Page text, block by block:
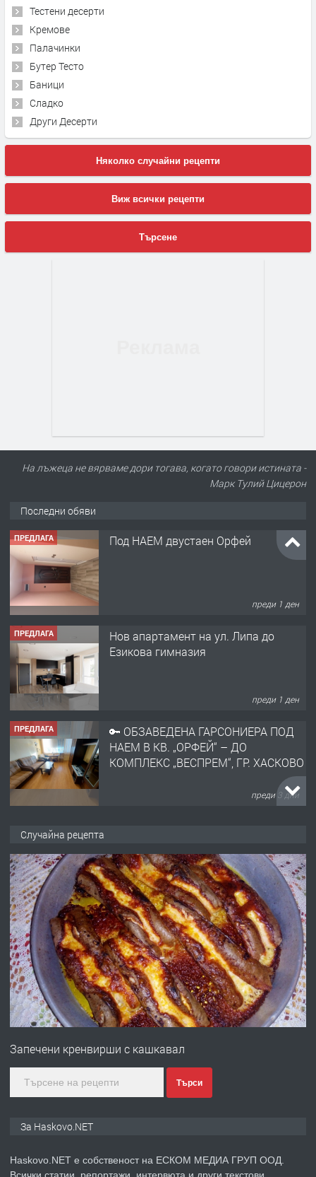
Тестени десерти
Кремове
Палачинки
Бутер Тесто
Баници
Сладко
Други Десерти
Няколко случайни рецепти
Виж всички рецепти
Търсене
На лъжеца не вярваме дори тогава, когато говори истината -
Марк Тулий Цицерон
Последни обяви
ПРЕДЛАГА Под НАЕМ двустаен Орфей
преди 1 ден
ПРЕДЛАГА
Нов апартамент на ул. Липа до
Езикова гимназия
преди 1 ден
ПРЕДЛАГА
🔑 ОБЗАВЕДЕНА ГАРСОНИЕРА ПОД
НАЕМ В КВ. „ОРФЕЙ“ – ДО
КОМПЛЕКС „ВЕСПРЕМ“, ГР. ХАСКОВО
преди 3 дни
АПАРТАМЕНТ В ЦЕНТЪРА НА ГР.
ХАСКОВО
преди 4 дни
ПРЕДЛАГА Давам гараж под наем
преди 4 дни
ПРЕДЛАГА
№4120 Магазин/Офис под наем в кв.
градската градина!
Случайна рецепта
Запечени кренвирши с кашкавал
Търси
За Haskovo.NET
Haskovo.NET е собственост на ЕСКОМ МЕДИА ГРУП ООД.
Всички статии, репортажи, интервюта и други текстови,